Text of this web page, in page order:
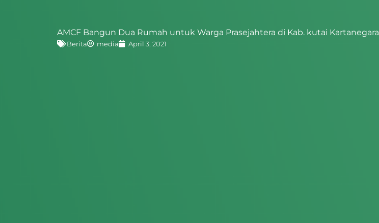
AMCF Bangun Dua Rumah untuk Warga Prasejahtera di Kab. kutai Kartanegara
Berita media April 3, 2021